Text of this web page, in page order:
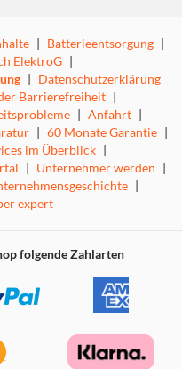
| Batterieentsorgung |
ElektroG |
| Datenschutzerklärung
Barrierefreiheit |
| Anfahrt |
| 60 Monate Garantie |
im Überblick |
| Unternehmer werden |
|
expert
folgende Zahlarten